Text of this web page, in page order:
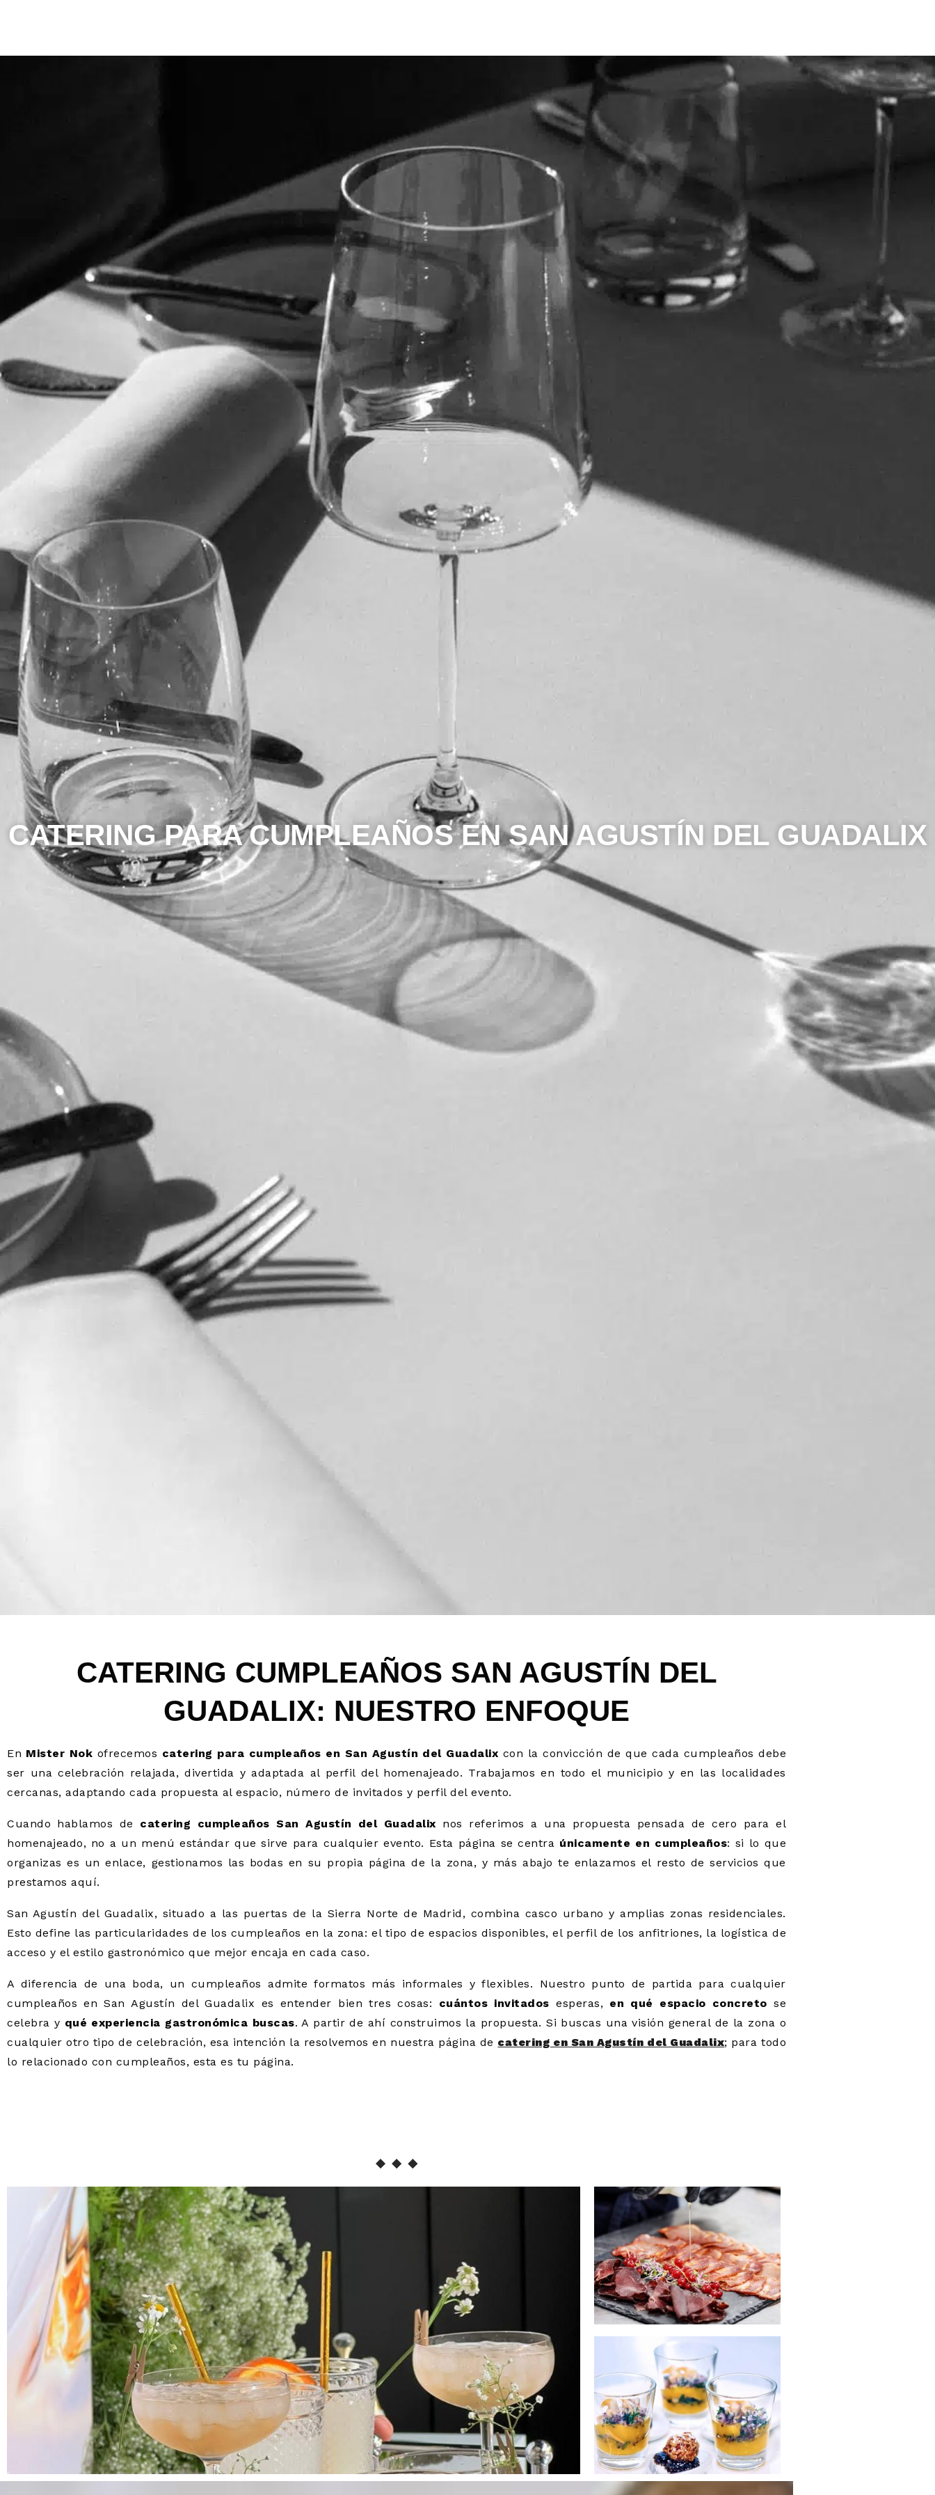
CATERING PARA CUMPLEAÑOS EN SAN AGUSTÍN DEL GUADALIX
CATERING CUMPLEAÑOS SAN AGUSTÍN DEL
GUADALIX: NUESTRO ENFOQUE
En Mister Nok ofrecemos catering para cumpleaños en San Agustín del Guadalix con la convicción de que cada cumpleaños debe
ser una celebración relajada, divertida y adaptada al perfil del homenajeado. Trabajamos en todo el municipio y en las localidades
cercanas, adaptando cada propuesta al espacio, número de invitados y perfil del evento.
Cuando hablamos de catering cumpleaños San Agustín del Guadalix nos referimos a una propuesta pensada de cero para el
homenajeado, no a un menú estándar que sirve para cualquier evento. Esta página se centra únicamente en cumpleaños: si lo que
organizas es un enlace, gestionamos las bodas en su propia página de la zona, y más abajo te enlazamos el resto de servicios que
prestamos aquí.
San Agustín del Guadalix, situado a las puertas de la Sierra Norte de Madrid, combina casco urbano y amplias zonas residenciales.
Esto define las particularidades de los cumpleaños en la zona: el tipo de espacios disponibles, el perfil de los anfitriones, la logística de
acceso y el estilo gastronómico que mejor encaja en cada caso.
A diferencia de una boda, un cumpleaños admite formatos más informales y flexibles. Nuestro punto de partida para cualquier
cumpleaños en San Agustín del Guadalix es entender bien tres cosas: cuántos invitados esperas, en qué espacio concreto se
celebra y qué experiencia gastronómica buscas. A partir de ahí construimos la propuesta. Si buscas una visión general de la zona o
cualquier otro tipo de celebración, esa intención la resolvemos en nuestra página de catering en San Agustín del Guadalix; para todo
lo relacionado con cumpleaños, esta es tu página.